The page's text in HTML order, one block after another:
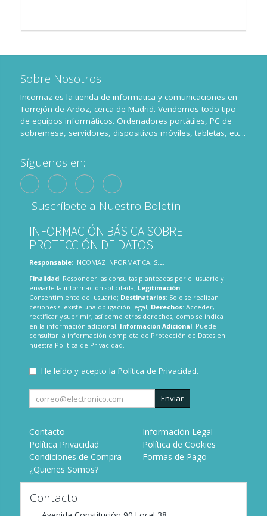
Sobre Nosotros
Incomaz es la tienda de informatica y comunicaciones en
Torrejón de Ardoz, cerca de Madrid. Vendemos todo tipo
de equipos informáticos. Ordenadores portátiles, PC de
sobremesa, servidores, dispositivos móviles, tabletas, etc...
Síguenos en:
¡Suscríbete a Nuestro Boletín!
INFORMACIÓN BÁSICA SOBRE
PROTECCIÓN DE DATOS
Responsable: INCOMAZ INFORMATICA, S.L.
Finalidad: Responder las consultas planteadas por el usuario y
enviarle la información solicitada; Legitimación:
Consentimiento del usuario; Destinatarios: Solo se realizan
cesiones si existe una obligación legal; Derechos: Acceder,
rectificar y suprimir, así como otros derechos, como se indica
en la información adicional; Información Adicional: Puede
consultar la información completa de Protección de Datos en
nuestra Política de Privacidad
He leído y acepto la Política de Privacidad.
Enviar
Contacto
Información Legal
Política Privacidad
Política de Cookies
Condiciones de Compra
Formas de Pago
¿Quienes Somos?
Contacto